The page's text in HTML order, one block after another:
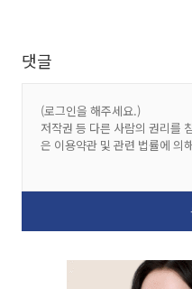
댓글